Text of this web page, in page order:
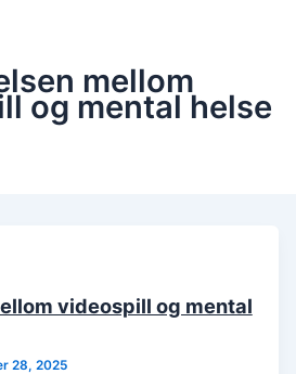
mellom
og mental helse
videospill og mental
28, 2025